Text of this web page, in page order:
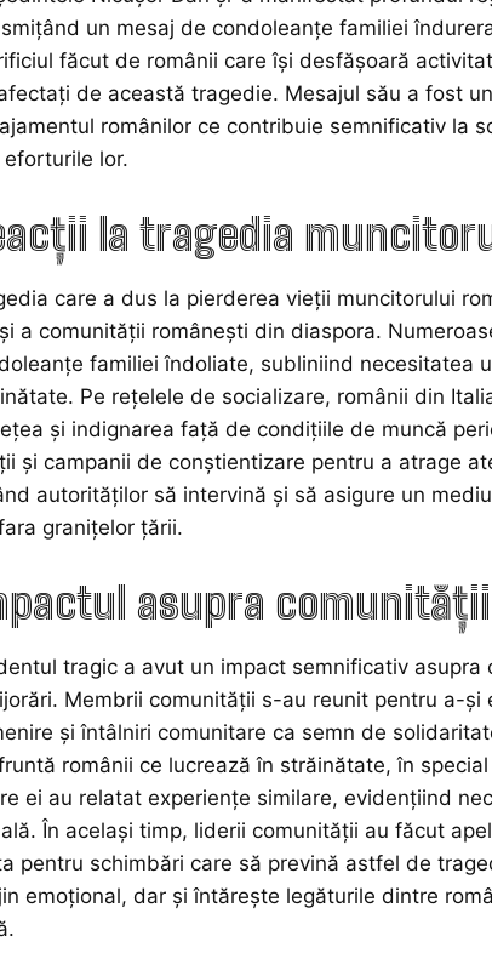
un mesaj de condoleanțe familiei
făcut de românii care își desfășoară
de această tragedie. Mesajul său a fost
românilor ce contribuie semnificativ la
eforturile lor.
la tragedia
care a dus la pierderea vieții muncitorului
a comunității românești din diaspora.
familiei îndoliate, subliniind necesitatea
Pe rețelele de socializare, românii din
și indignarea față de condițiile de muncă
și campanii de conștientizare pentru a atrage
autorităților să intervină și să asigure un
granițelor țării.
asupra
tragic a avut un impact semnificativ
Membrii comunității s-au reunit pentru a-
și întâlniri comunitare ca semn de
românii ce lucrează în străinătate, în
ei au relatat experiențe similare, evidențiind
În același timp, liderii comunității au făcut
pentru schimbări care să prevină astfel de
emoțional, dar și întărește legăturile dintre